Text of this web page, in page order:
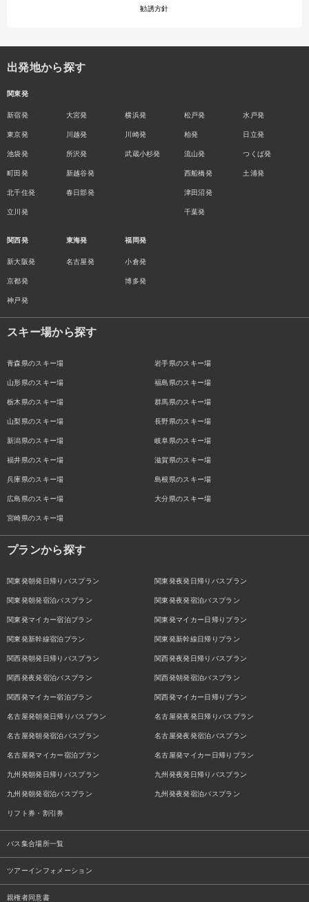
勧誘方針
出発地から探す
関東発
新宿発
東京発
池袋発
町田発
北千住発
立川発
大宮発
川越発
所沢発
新越谷発
春日部発
横浜発
川崎発
武蔵小杉発
松戸発
柏発
流山発
西船橋発
津田沼発
千葉発
水戸発
日立発
つくば発
土浦発
関西発
新大阪発
京都発
神戸発
東海発
名古屋発
福岡発
小倉発
博多発
スキー場から探す
青森県のスキー場 岩手県のスキー場
山形県のスキー場 福島県のスキー場
栃木県のスキー場 群馬県のスキー場
山梨県のスキー場 長野県のスキー場
新潟県のスキー場 岐阜県のスキー場
福井県のスキー場 滋賀県のスキー場
兵庫県のスキー場 島根県のスキー場
広島県のスキー場 大分県のスキー場
宮崎県のスキー場
プランから探す
関東発朝発日帰りバスプラン 関東発夜発日帰りバスプラン
関東発朝発宿泊バスプラン 関東発夜発宿泊バスプラン
関東発マイカー宿泊プラン 関東発マイカー日帰りプラン
関東発新幹線宿泊プラン 関東発新幹線日帰りプラン
関西発朝発日帰りバスプラン 関西発夜発日帰りバスプラン
関西発夜発宿泊バスプラン 関西発朝発宿泊バスプラン
関西発マイカー宿泊プラン 関西発マイカー日帰りプラン
名古屋発朝発日帰りバスプラン 名古屋発夜発日帰りバスプラン
名古屋発朝発宿泊バスプラン 名古屋発夜発宿泊バスプラン
名古屋発マイカー宿泊プラン 名古屋発マイカー日帰りプラン
九州発朝発日帰りバスプラン 九州発夜発日帰りバスプラン
九州発朝発宿泊バスプラン 九州発夜発宿泊バスプラン
リフト券・割引券
バス集合場所一覧
ツアーインフォメーション
親権者同意書